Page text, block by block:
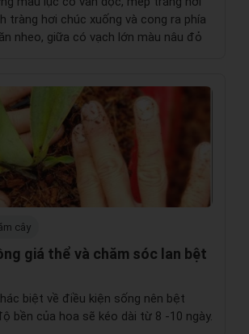
tràng hơi chúc xuống và cong ra phía
nheo, giữa có vạch lớn màu nâu đỏ
cây
giá thể và chăm sóc lan bệt
biệt về điều kiện sống nên bệt
bền của hoa sẽ kéo dài từ 8 -10 ngày.